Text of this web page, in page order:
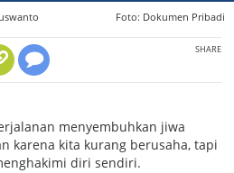
Foto: Dokumen Pribadi
SHARE
menyembuhkan jiwa
karena kita kurang berusaha, tapi
diri sendiri.